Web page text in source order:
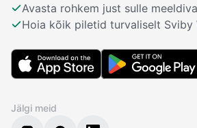
Avasta rohkem just sulle
Hoia kõik piletid turvaliselt Sviby
Jälgi meid